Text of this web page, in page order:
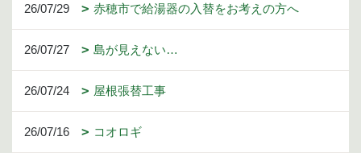
26/07/29 赤穂市で給湯器の入替をお考えの方へ
26/07/27 島が見えない…
26/07/24 屋根張替工事
26/07/16 コオロギ